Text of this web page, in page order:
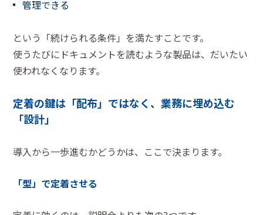
管理できる
という「続けられる条件」を満たすことです。
使うたびにドキュメントを読むような製品は、だいたい
使われなくなります。
定着の鍵は「配布」ではなく、業務に埋め込む
「設計」
導入から一歩進むかどうかは、ここで決まります。
「型」で定着させる